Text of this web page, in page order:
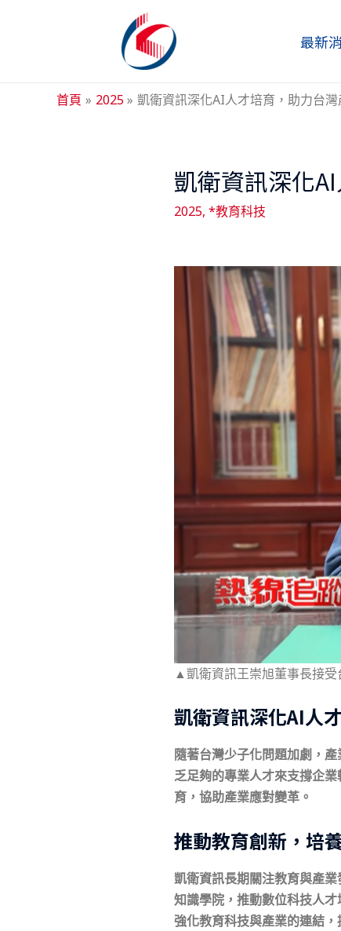
最新
首頁 2025 凱衛資訊深化AI人才培育，助力台
凱衛資訊深化
2025, *教育科技
▲凱衛資訊王崇旭董事長接受
凱衛資訊深化AI人
隨著台灣少子化問題加劇，
乏足夠的專業人才來支撐企
育，協助產業應對變革。
推動教育創新，培
凱衛資訊長期關注教育與產
知識學院，推動數位科技人
強化教育科技與產業的連結
Post
navigation